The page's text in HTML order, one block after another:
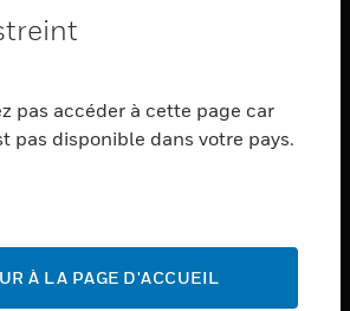
S'INSCRIRE
pas accéder à cette page car
pas disponible dans votre pays.
À LA PAGE D'ACCUEIL